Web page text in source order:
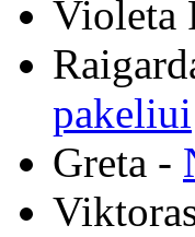
Violeta
pakeliui
Greta -